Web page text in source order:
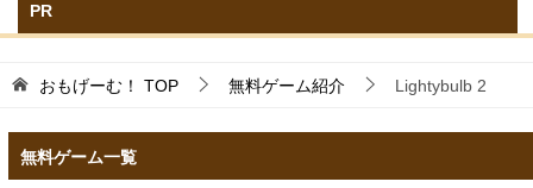
PR
おもげーむ！ TOP 無料ゲーム紹介 Lightybulb 2
無料ゲーム一覧